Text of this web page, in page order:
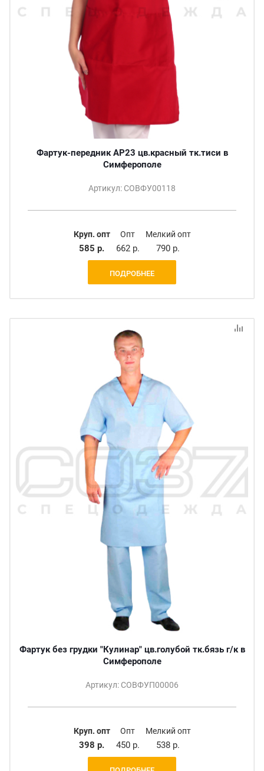
Фартук-передник АР23 цв.красный тк.тиси в
Симферополе
Артикул: СОВФУ00118
Круп. опт
585 р.
Опт
662 р.
Мелкий опт
790 р.
ПОДРОБНЕЕ
Фартук без грудки "Кулинар" цв.голубой тк.бязь г/к в
Симферополе
Артикул: СОВФУП00006
Круп. опт
398 р.
Опт
450 р.
Мелкий опт
538 р.